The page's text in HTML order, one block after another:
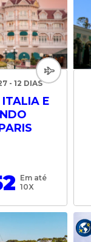
- 12 DIAS
E
Em até
10X